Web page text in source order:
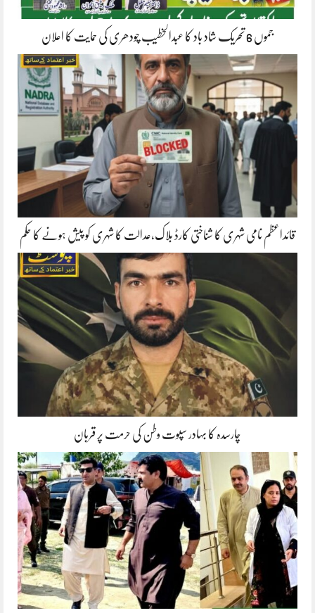
جموں 6 تحریک شاد باد کا عبدالخطیب چودھری کی حمایت کا اعلان
قائداعظم نامی شہری کا شناختی کارڈ بلاک،عدالت کا شہری کو پیش ہونے کا حکم
چارسدہ کا بہادر سپوت وطن کی حرمت پر قربان